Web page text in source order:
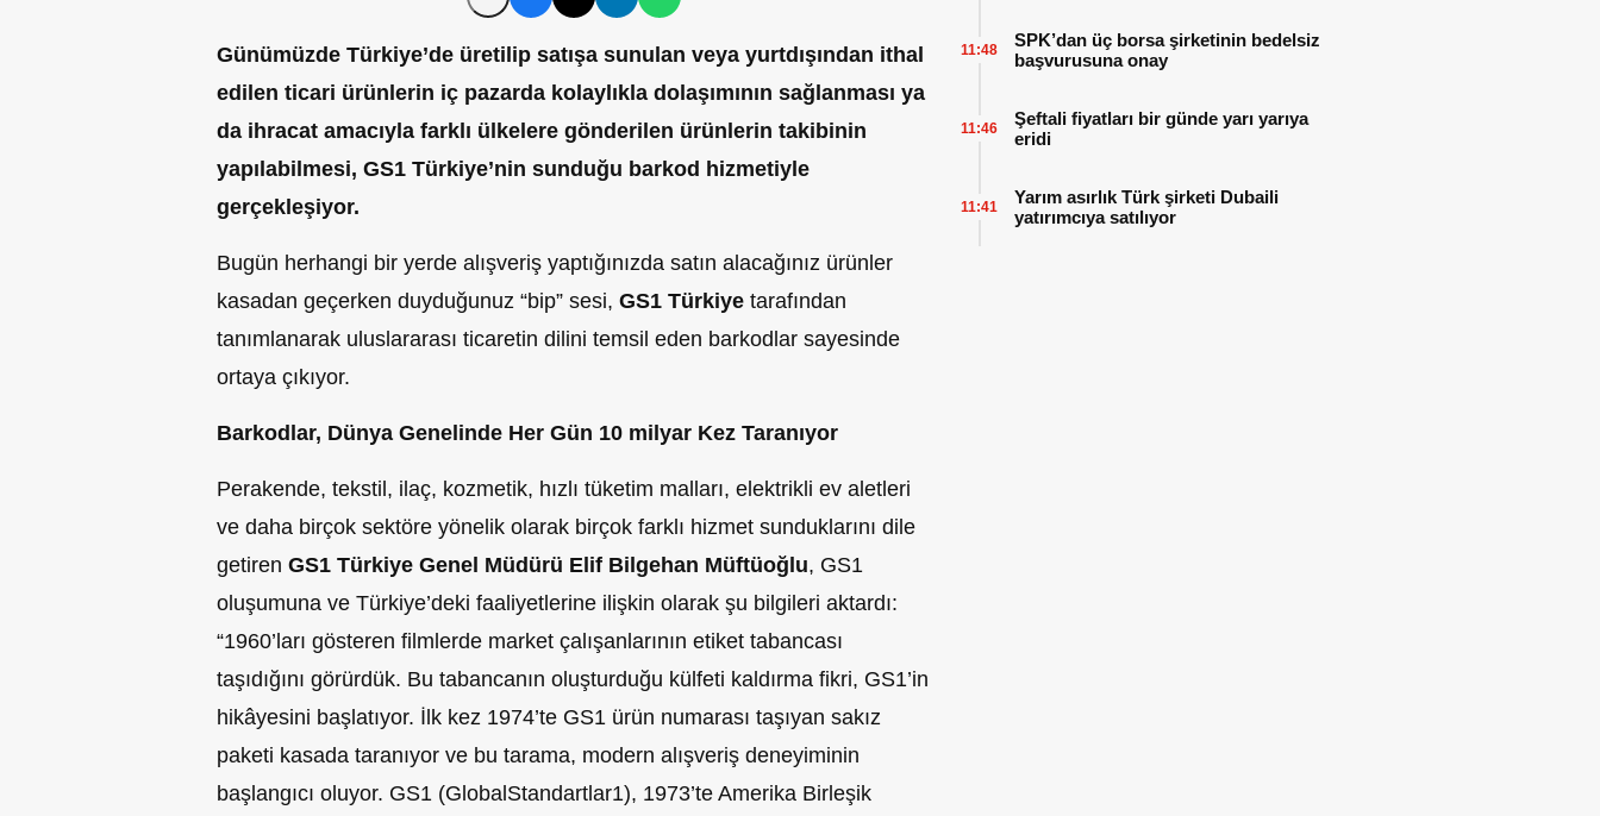
Günümüzde Türkiye’de üretilip satışa sunulan veya yurtdışından ithal
edilen ticari ürünlerin iç pazarda kolaylıkla dolaşımının sağlanması ya
da ihracat amacıyla farklı ülkelere gönderilen ürünlerin takibinin
yapılabilmesi, GS1 Türkiye’nin sunduğu barkod hizmetiyle
gerçekleşiyor.
Bugün herhangi bir yerde alışveriş yaptığınızda satın alacağınız ürünler
kasadan geçerken duyduğunuz “bip” sesi, GS1 Türkiye tarafından
tanımlanarak uluslararası ticaretin dilini temsil eden barkodlar sayesinde
ortaya çıkıyor.
Barkodlar, Dünya Genelinde Her Gün 10 milyar Kez Taranıyor
Perakende, tekstil, ilaç, kozmetik, hızlı tüketim malları, elektrikli ev aletleri
ve daha birçok sektöre yönelik olarak birçok farklı hizmet sunduklarını dile
getiren GS1 Türkiye Genel Müdürü Elif Bilgehan Müftüoğlu, GS1
oluşumuna ve Türkiye’deki faaliyetlerine ilişkin olarak şu bilgileri aktardı:
“1960’ları gösteren filmlerde market çalışanlarının etiket tabancası
taşıdığını görürdük. Bu tabancanın oluşturduğu külfeti kaldırma fikri, GS1’in
hikâyesini başlatıyor. İlk kez 1974’te GS1 ürün numarası taşıyan sakız
paketi kasada taranıyor ve bu tarama, modern alışveriş deneyiminin
başlangıcı oluyor. GS1 (GlobalStandartlar1), 1973’te Amerika Birleşik
SPK’dan üç borsa şirketinin bedelsiz
başvurusuna onay
11:48
Şeftali fiyatları bir günde yarı yarıya
eridi
11:46
Yarım asırlık Türk şirketi Dubaili
yatırımcıya satılıyor
11:41